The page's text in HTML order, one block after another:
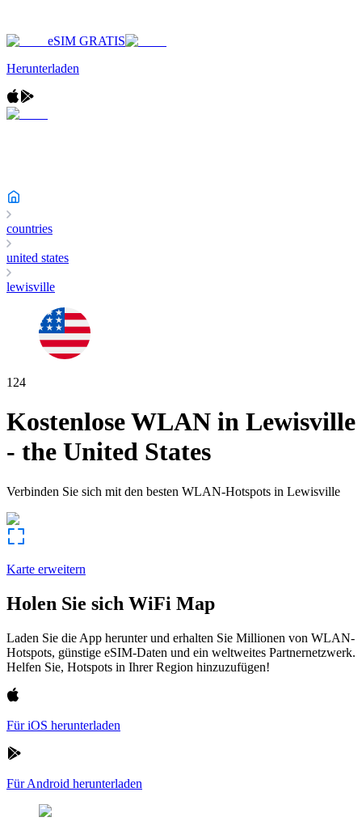
eSIM GRATIS
Herunterladen
countries
united states
lewisville
124
Kostenlose WLAN in Lewisville
- the United States
Verbinden Sie sich mit den besten WLAN-Hotspots in Lewisville
Karte erweitern
Holen Sie sich WiFi Map
Laden Sie die App herunter und erhalten Sie Millionen von WLAN-
Hotspots, günstige eSIM-Daten und ein weltweites Partnernetzwerk.
Helfen Sie, Hotspots in Ihrer Region hinzuzufügen!
Für iOS herunterladen
Für Android herunterladen